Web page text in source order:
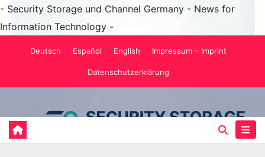
- Security Storage und Channel Germany - News for
Information Technology -
Deutsch Español English Impressum – Imprint
Datenschutzerklärung